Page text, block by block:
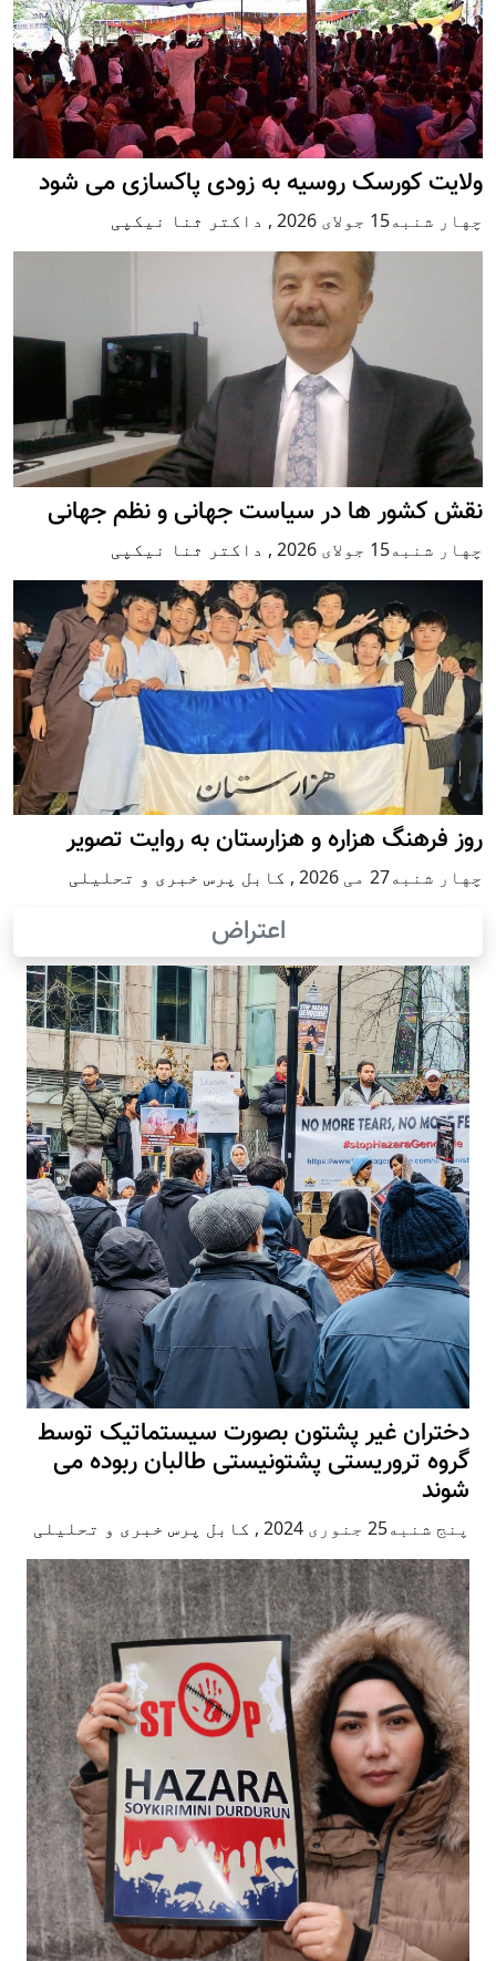
ولایت کورسک روسیه به زودی پاکسازی می شود
چهار شنبه15 جولای 2026 , داکتر ثنا نیکپی
نقش کشور ها در سیاست جهانی و نظم جهانی
چهار شنبه15 جولای 2026 , داکتر ثنا نیکپی
روز فرهنگ هزاره و هزارستان به روایت تصویر
چهار شنبه27 می 2026 , کابل پرس خبری و تحلیلی
اعتراض
دختران غیر پشتون بصورت سیستماتیک توسط
گروه تروریستی پشتونیستی طالبان ربوده می
شوند
پنج شنبه25 جنوری 2024 , کابل پرس خبری و تحلیلی